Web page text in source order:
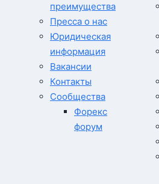
преимущества
Пресса о нас
Юридическая
информация
Вакансии
Контакты
Сообщества
Форекс
форум